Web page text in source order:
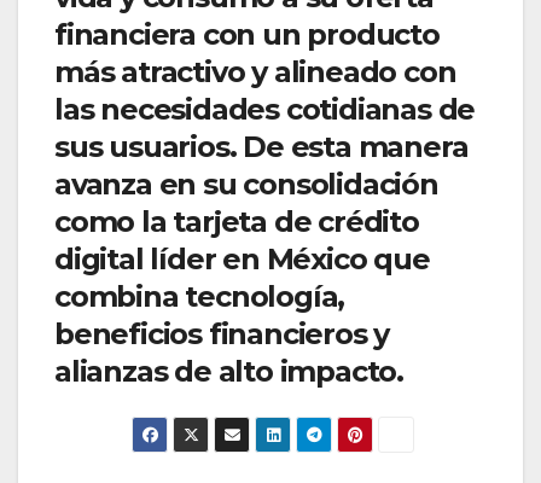
financiera con un producto
más atractivo y alineado con
las necesidades cotidianas de
sus usuarios. De esta manera
avanza en su consolidación
como la tarjeta de crédito
digital líder en México que
combina tecnología,
beneficios financieros y
alianzas de alto impacto.